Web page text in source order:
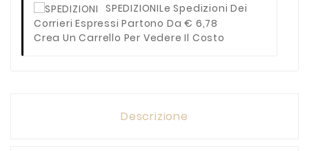
SPEDIZIONILe Spedizioni Dei
Corrieri Espressi Partono Da € 6,78
Crea Un Carrello Per Vedere Il Costo
Descrizione